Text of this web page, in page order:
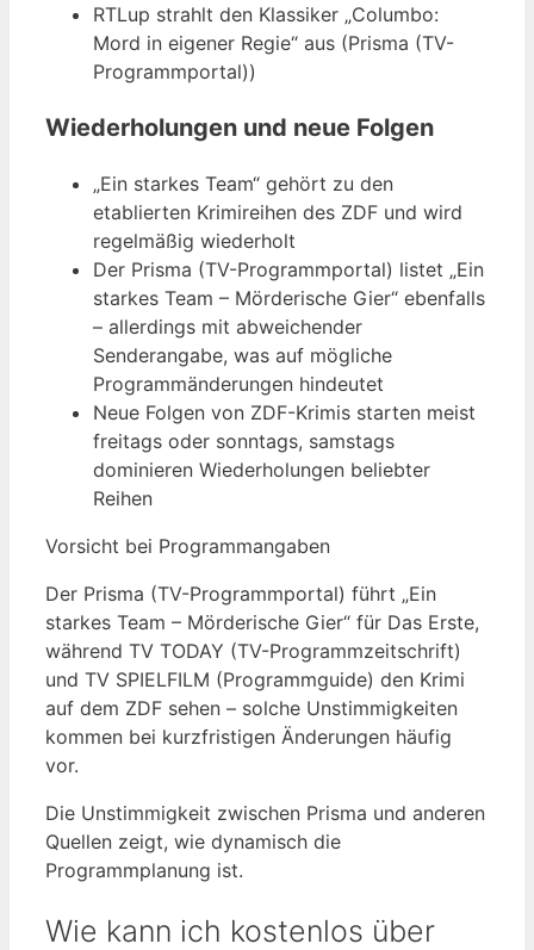
RTLup strahlt den Klassiker „Columbo:
Mord in eigener Regie“ aus (Prisma (TV-
Programmportal))
Wiederholungen und neue Folgen
„Ein starkes Team“ gehört zu den
etablierten Krimireihen des ZDF und wird
regelmäßig wiederholt
Der Prisma (TV-Programmportal) listet „Ein
starkes Team – Mörderische Gier“ ebenfalls
– allerdings mit abweichender
Senderangabe, was auf mögliche
Programmänderungen hindeutet
Neue Folgen von ZDF-Krimis starten meist
freitags oder sonntags, samstags
dominieren Wiederholungen beliebter
Reihen
Vorsicht bei Programmangaben
Der Prisma (TV-Programmportal) führt „Ein
starkes Team – Mörderische Gier“ für Das Erste,
während TV TODAY (TV-Programmzeitschrift)
und TV SPIELFILM (Programmguide) den Krimi
auf dem ZDF sehen – solche Unstimmigkeiten
kommen bei kurzfristigen Änderungen häufig
vor.
Die Unstimmigkeit zwischen Prisma und anderen
Quellen zeigt, wie dynamisch die
Programmplanung ist.
Wie kann ich kostenlos über